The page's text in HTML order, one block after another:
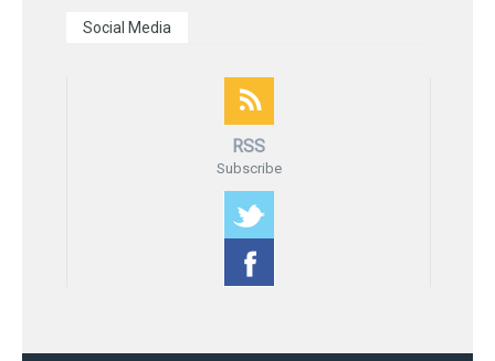
Social Media
RSS
Subscribe